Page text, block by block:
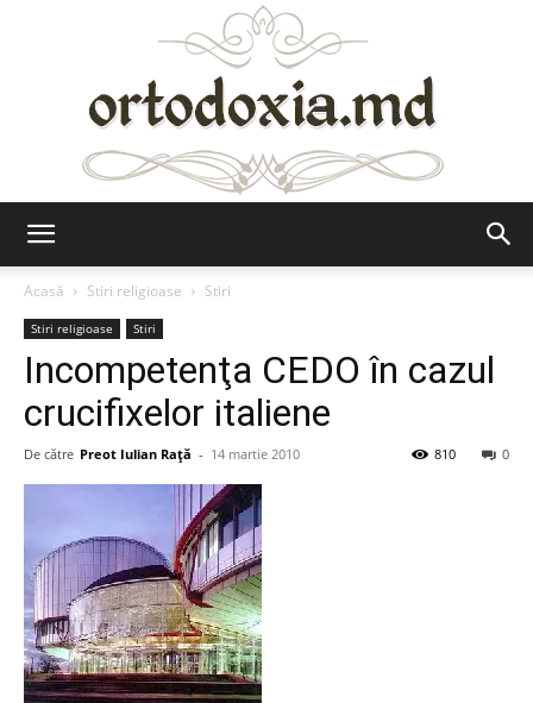
Acasă
Stiri religioase Stiri
Stiri religioase Stiri
Incompetenţa CEDO în cazul
crucifixelor italiene
De către Preot Iulian Raţă - 14 martie 2010 0
810